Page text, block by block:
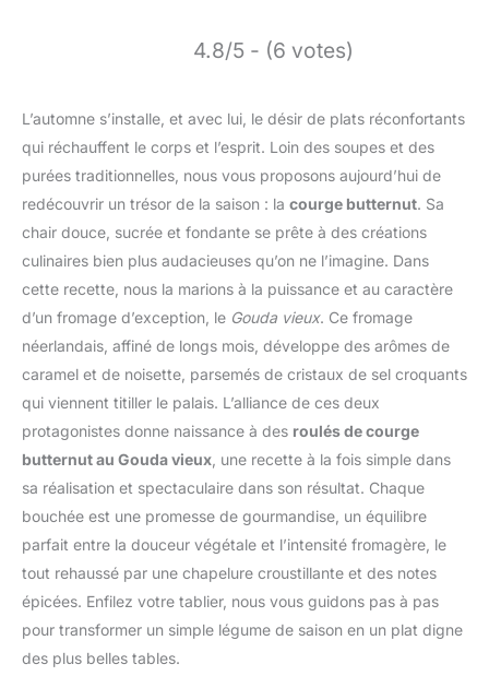
4.8/5 - (6 votes)
L’automne s’installe, et avec lui, le désir de plats réconfortants
qui réchauffent le corps et l’esprit. Loin des soupes et des
purées traditionnelles, nous vous proposons aujourd’hui de
redécouvrir un trésor de la saison : la courge butternut. Sa
chair douce, sucrée et fondante se prête à des créations
culinaires bien plus audacieuses qu’on ne l’imagine. Dans
cette recette, nous la marions à la puissance et au caractère
d’un fromage d’exception, le Gouda vieux. Ce fromage
néerlandais, affiné de longs mois, développe des arômes de
caramel et de noisette, parsemés de cristaux de sel croquants
qui viennent titiller le palais. L’alliance de ces deux
protagonistes donne naissance à des roulés de courge
butternut au Gouda vieux , une recette à la fois simple dans
sa réalisation et spectaculaire dans son résultat. Chaque
bouchée est une promesse de gourmandise, un équilibre
parfait entre la douceur végétale et l’intensité fromagère, le
tout rehaussé par une chapelure croustillante et des notes
épicées. Enfilez votre tablier, nous vous guidons pas à pas
pour transformer un simple légume de saison en un plat digne
des plus belles tables.